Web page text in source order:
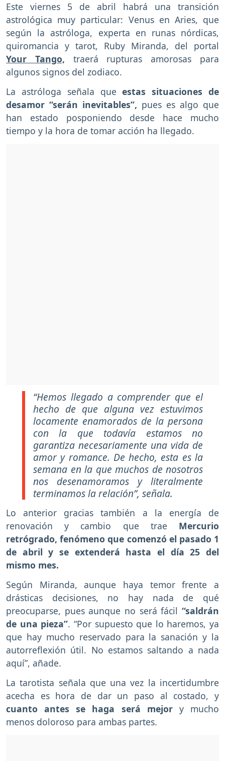
Este viernes 5 de abril habrá una transición
astrológica muy particular: Venus en Aries, que
según la astróloga, experta en runas nórdicas,
quiromancia y tarot, Ruby Miranda, del portal
Your Tango, traerá rupturas amorosas para
algunos signos del zodiaco.
La astróloga señala que estas situaciones de
desamor “serán inevitables”, pues es algo que
han estado posponiendo desde hace mucho
tiempo y la hora de tomar acción ha llegado.
“Hemos llegado a comprender que el
hecho de que alguna vez estuvimos
locamente enamorados de la persona
con la que todavía estamos no
garantiza necesariamente una vida de
amor y romance. De hecho, esta es la
semana en la que muchos de nosotros
nos desenamoramos y literalmente
terminamos la relación”, señala.
Lo anterior gracias también a la energía de
renovación y cambio que trae Mercurio
retrógrado, fenómeno que comenzó el pasado 1
de abril y se extenderá hasta el día 25 del
mismo mes.
Según Miranda, aunque haya temor frente a
drásticas decisiones, no hay nada de qué
preocuparse, pues aunque no será fácil “saldrán
de una pieza”. “Por supuesto que lo haremos, ya
que hay mucho reservado para la sanación y la
autorreflexión útil. No estamos saltando a nada
aquí”, añade.
La tarotista señala que una vez la incertidumbre
acecha es hora de dar un paso al costado, y
cuanto antes se haga será mejory mucho
menos doloroso para ambas partes.